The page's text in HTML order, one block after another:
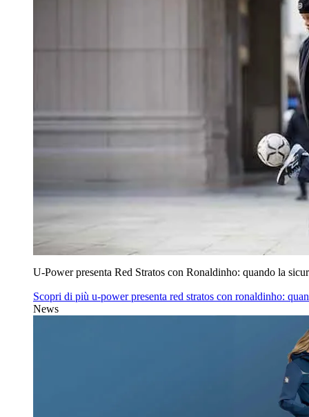
U‑Power presenta Red Stratos con Ronaldinho: quando la
Scopri di più u‑power presenta red stratos con ronaldinho:
News